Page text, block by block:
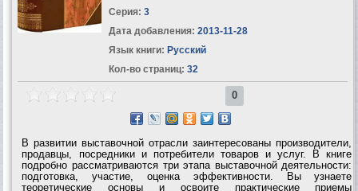
Серия: 3
Дата добавления: 2013-11-28
Язык книги: Русский
Кол-во страниц: 32
0
В развитии выставочной отрасли заинтересованы производители,
продавцы, посредники и потребители товаров и услуг. В книге
подробно рассматриваются три этапа выставочной деятельности:
подготовка, участие, оценка эффективности. Вы узнаете
теоретические основы и освоите практические приемы